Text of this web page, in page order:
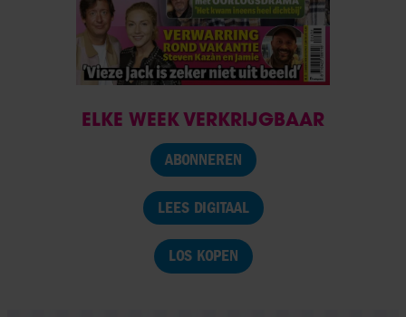
ELKE WEEK VERKRIJGBAAR
ABONNEREN
LEES DIGITAAL
LOS KOPEN